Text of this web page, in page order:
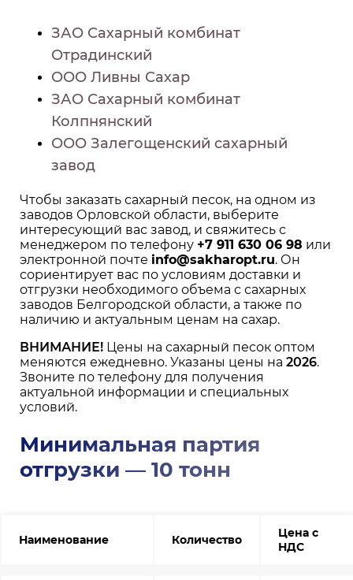
ЗАО Сахарный комбинат
Отрадинский
ООО Ливны Сахар
ЗАО Сахарный комбинат
Колпнянский
ООО Залегощенский сахарный
завод
Чтобы заказать сахарный песок, на одном из
заводов Орловской области, выберите
интересующий вас завод, и свяжитесь с
менеджером по телефону +7 911 630 06 98 или
электронной почте info@sakharopt.ru. Он
сориентирует вас по условиям доставки и
отгрузки необходимого объема с сахарных
заводов Белгородской области, а также по
наличию и актуальным ценам на сахар.
ВНИМАНИЕ! Цены на сахарный песок оптом
меняются ежедневно. Указаны цены на 2026.
Звоните по телефону для получения
актуальной информации и специальных
условий.
Минимальная партия
отгрузки — 10 тонн
Наименование Количество
Цена с
НДС